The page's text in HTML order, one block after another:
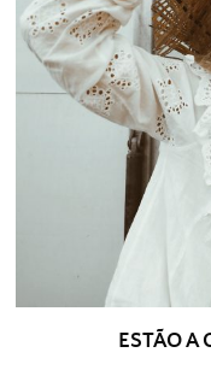
ESTÃO A